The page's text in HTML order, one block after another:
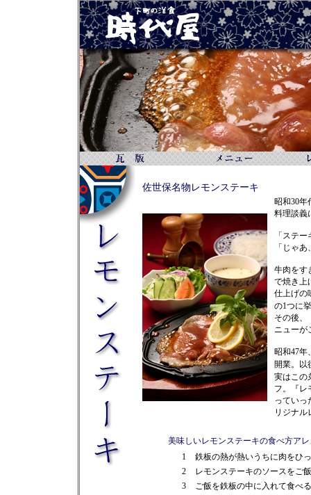
佐世保名物レモンステーキ
昭和30
料理談義
「ステ
「じゃ
牛肉をす
で焼き上
仕上げの
の1つに
その後、
ニューが
昭和47
開業。以
実はこの
フ。『レ
っていっ
リジナル
美味しいレモンステーキの食べ方ア
1
鉄板の熱が熱いうちに肉をひ
2
レモンステーキのソースをご
3
ご飯を鉄板の中に入れて食べ